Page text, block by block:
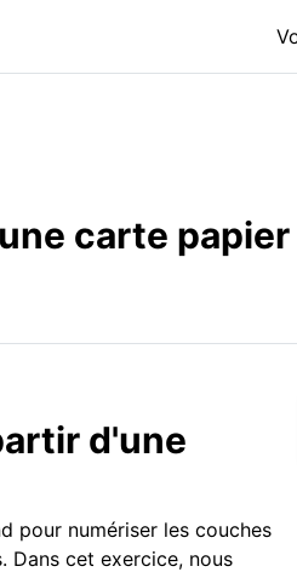
carte papier
d'une
pour numériser les couches
Dans cet exercice, nous